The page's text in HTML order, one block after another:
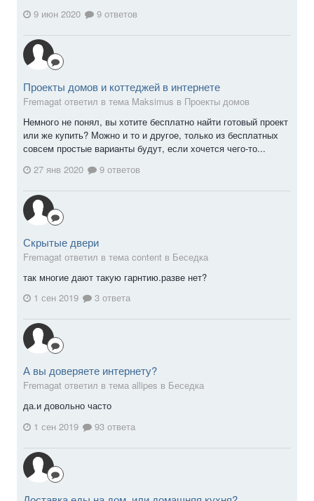
9 июн 2020 9 ответов
Проекты домов и коттеджей в интернете
Fremagat ответил в тема Maksimus в Проекты домов
Немного не понял, вы хотите бесплатно найти готовый проект
или же купить? Можно и то и другое, только из бесплатных
совсем простые варианты будут, если хочется чего-то...
27 янв 2020
9 ответов
Скрытые двери
Fremagat ответил в тема content в Беседка
так многие дают такую гарнтию.разве нет?
1 сен 2019
3 ответа
А вы доверяете интернету?
Fremagat ответил в тема allipes в Беседка
да.и довольно часто
1 сен 2019
93 ответа